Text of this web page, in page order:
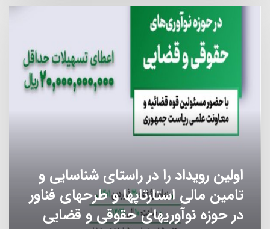
محتوا و نشر
36 استارتاپ
کشاورزی و باغبانی
اولین رویداد را در راستای شناسایی و
تامین مالی استارتاپها و طرحهای فناور
در حوزه نوآوریهای حقوقی و قضایی